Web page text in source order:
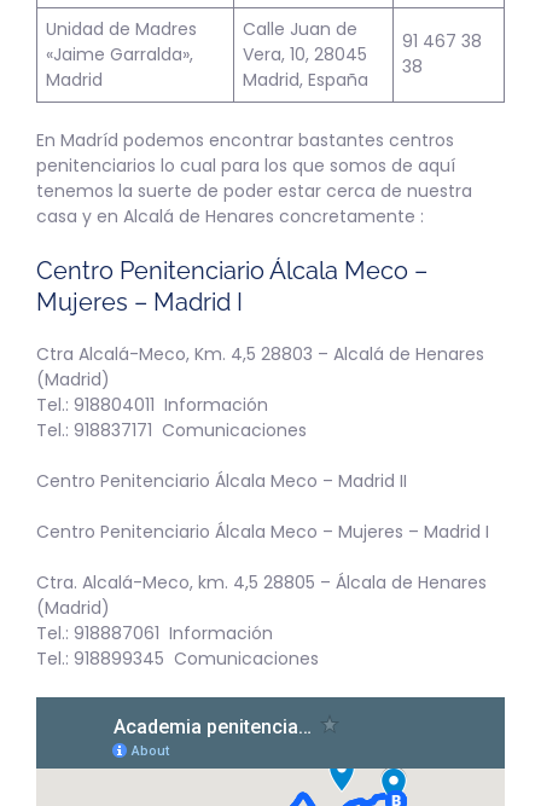
Unidad de Madres
«Jaime Garralda»,
Madrid
Calle Juan de
Vera, 10, 28045
Madrid, España
91 467 38
38
En Madríd podemos encontrar bastantes centros
penitenciarios lo cual para los que somos de aquí
tenemos la suerte de poder estar cerca de nuestra
casa y en Alcalá de Henares concretamente :
Centro Penitenciario Álcala Meco –
Mujeres – Madrid I
Ctra Alcalá-Meco, Km. 4,5 28803 – Alcalá de Henares
(Madrid)
Tel.: 918804011 Información
Tel.: 918837171 Comunicaciones
Centro Penitenciario Álcala Meco – Madrid II
Centro Penitenciario Álcala Meco – Mujeres – Madrid I
Ctra. Alcalá-Meco, km. 4,5 28805 – Álcala de Henares
(Madrid)
Tel.: 918887061 Información
Tel.: 918899345 Comunicaciones